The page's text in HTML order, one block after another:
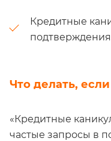
Кредитные
Что делать,
«Кредитные
частые запросы в